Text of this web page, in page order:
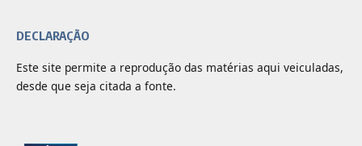
DECLARAÇÃO
Este site permite a reprodução das matérias aqui veiculadas,
desde que seja citada a fonte.